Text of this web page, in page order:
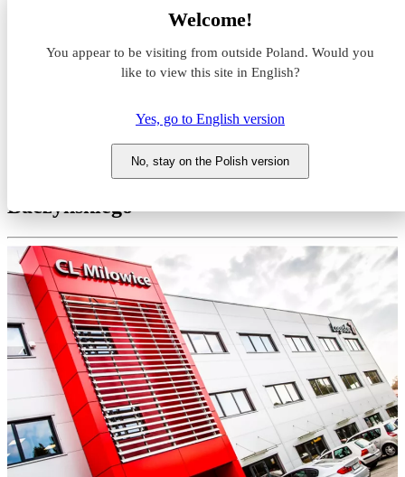
Welcome!
You appear to be visiting from outside Poland. Would you
like to view this site in English?
Yes, go to English version
No, stay on the Polish version
M7 Logistics Sosnowiec
Logistics Sosnowiec
Śląskie, Sosnowiec, ul. Krzysztofa Kamila
Baczyńskiego